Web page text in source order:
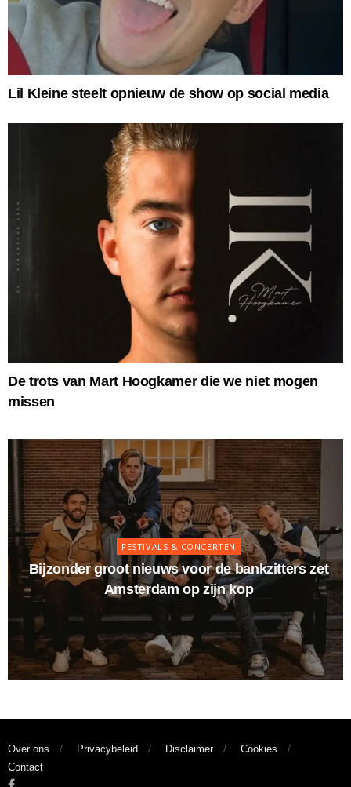
Lil Kleine steelt opnieuw de show op social media
De trots van Mart Hoogkamer die we niet mogen
missen
FESTIVALS & CONCERTEN
Bijzonder groot nieuws voor de bankzitters zet
Amsterdam op zijn kop
Over ons Privacybeleid Disclaimer
Cookies
Contact